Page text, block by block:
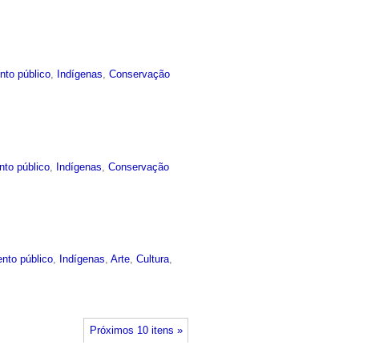
público Indígenas ,Conservação
público Indígenas ,Conservação
público, Indígenas,Arte,Cultura,
Próximos 10 itens »